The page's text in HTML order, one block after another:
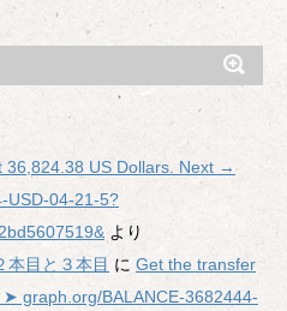
36,824.38 US Dollars. Next →
USD-04-21-5?
より
本目と３本目 に Get the transfer
graph.org/BALANCE-3682444-